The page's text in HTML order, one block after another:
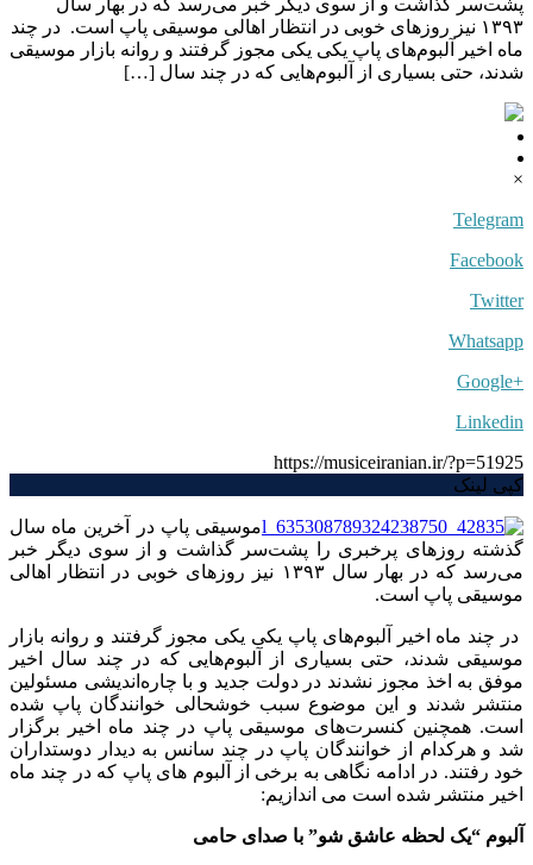
۱۳۹۳ نیز روزهای خوبی در انتظار اهالی موسیقی پاپ است. در چند
ماه اخیر آلبوم‌های پاپ یکی یکی مجوز گرفتند و روانه بازار موسیقی
شدند، حتی بسیاری از آلبوم‌هایی که در چند سال […]
×
Telegram
Facebook
Twitter
Whatsapp
+Google
Linkedin
https://musiceiranian.ir/?p=51925
کپی لینک
موسیقی پاپ در آخرین ماه سال
گذشته روزهای پرخبری را پشت‌سر گذاشت و از سوی دیگر خبر
می‌رسد که در بهار سال ۱۳۹۳ نیز روزهای خوبی در انتظار اهالی
موسیقی پاپ است.
در چند ماه اخیر آلبوم‌های پاپ یکی یکی مجوز گرفتند و روانه بازار
موسیقی شدند، حتی بسیاری از آلبوم‌هایی که در چند سال اخیر
موفق به اخذ مجوز نشدند در دولت جدید و با چاره‌اندیشی مسئولین
منتشر شدند و این موضوع سبب خوشحالی خوانندگان پاپ شده
است. همچنین کنسرت‌های موسیقی پاپ در چند ماه اخیر برگزار
شد و هرکدام از خوانندگان پاپ در چند سانس به دیدار دوستداران
خود رفتند. در ادامه نگاهی به برخی از آلبوم های پاپ که در چند ماه
اخیر منتشر شده است می اندازیم:
آلبوم “یک لحظه عاشق شو” با صدای حامی